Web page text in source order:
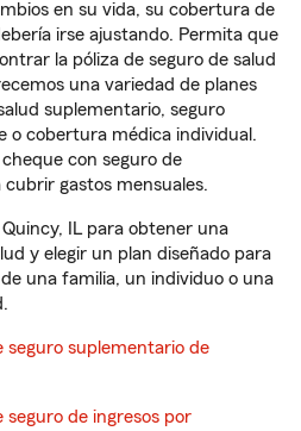
en su vida, su cobertura de
irse ajustando. Permita que
la póliza de seguro de salud
una variedad de planes
suplementario, seguro
o cobertura médica individual.
con seguro de
gastos mensuales.
IL para obtener una
y elegir un plan diseñado para
una familia, un individuo o una
seguro suplementario de
seguro de ingresos por